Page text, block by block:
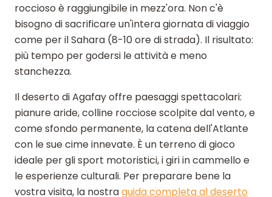
roccioso è raggiungibile in mezz'ora. Non c'è
bisogno di sacrificare un'intera giornata di viaggio
come per il Sahara (8-10 ore di strada). Il risultato:
più tempo per godersi le attività e meno
stanchezza.
Il deserto di Agafay offre paesaggi spettacolari:
pianure aride, colline rocciose scolpite dal vento, e
come sfondo permanente, la catena dell'Atlante
con le sue cime innevate. È un terreno di gioco
ideale per gli sport motoristici, i giri in cammello e
le esperienze culturali. Per preparare bene la
vostra visita, la nostraguida completa al deserto